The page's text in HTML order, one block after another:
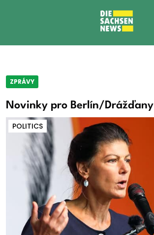
ZPRÁVY
Novinky pro Berlín/Drážďany
POLITICS